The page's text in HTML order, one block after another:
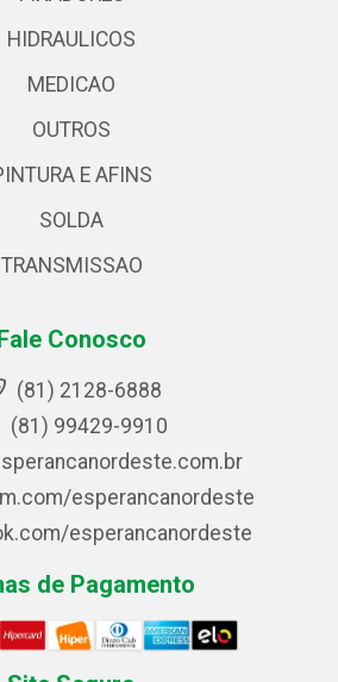
HIDRAULICOS
MEDICAO
OUTROS
E AFINS
SOLDA
TRANSMISSAO
Conosco
(81) 2128-6888
(81) 99429-9910
esperancanordeste
esperancanordeste
de Pagamento